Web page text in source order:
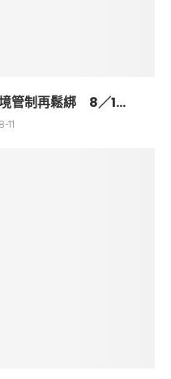
管制再鬆綁 8／1...
11